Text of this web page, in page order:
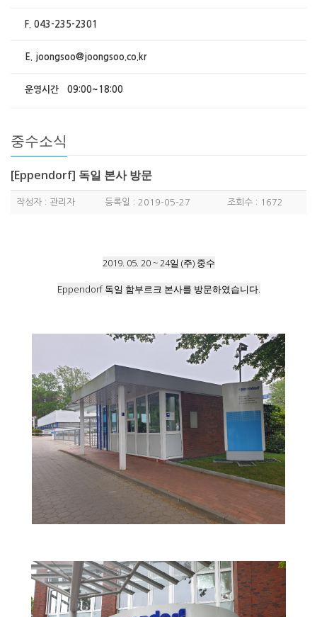
F. 043-235-2301
E. joongsoo@joongsoo.co.kr
운영시간 09:00~18:00
중수소식
[Eppendorf] 독일 본사 방문
작성자 : 관리자 등록일 : 2019-05-27 조회수 : 1672
2019. 05. 20 ~ 24일 (주) 중수
Eppendorf 독일 함부르크 본사를 방문하였습니다.